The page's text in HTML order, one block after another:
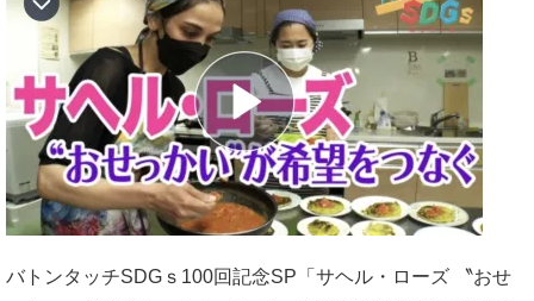
バトンタッチSDGｓ100回記念SP「サヘル・ローズ 〝おせ